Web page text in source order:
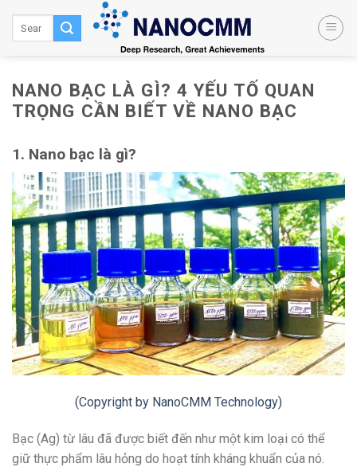
NANO BẠC LÀ GÌ? 4 YẾU TỐ QUAN
TRỌNG CẦN BIẾT VỀ NANO BẠC
1. Nano bạc là gì?
(Copyright by NanoCMM Technology)
Bạc (Ag) từ lâu đã được biết đến như một kim loại có thể
giữ thực phẩm lâu hỏng do hoạt tính kháng khuẩn của nó.